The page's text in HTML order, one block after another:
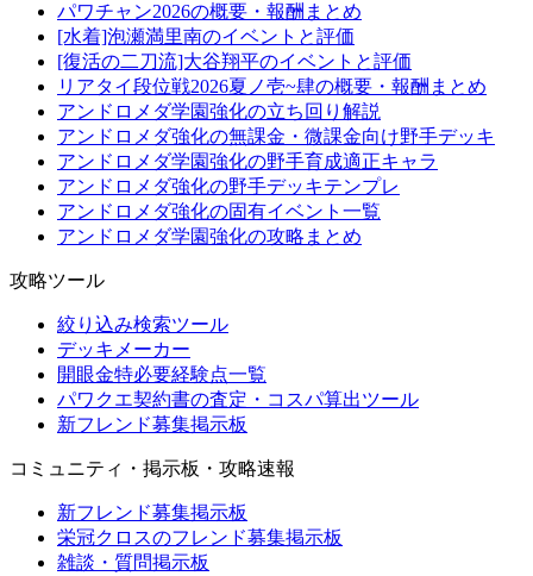
パワチャン2026の概要・報酬まとめ
[水着]泡瀬満里南のイベントと評価
[復活の二刀流]大谷翔平のイベントと評価
リアタイ段位戦2026夏ノ壱~肆の概要・報酬まとめ
アンドロメダ学園強化の立ち回り解説
アンドロメダ強化の無課金・微課金向け野手デッキ
アンドロメダ学園強化の野手育成適正キャラ
アンドロメダ強化の野手デッキテンプレ
アンドロメダ強化の固有イベント一覧
アンドロメダ学園強化の攻略まとめ
攻略ツール
絞り込み検索ツール
デッキメーカー
開眼金特必要経験点一覧
パワクエ契約書の査定・コスパ算出ツール
新フレンド募集掲示板
コミュニティ・掲示板・攻略速報
新フレンド募集掲示板
栄冠クロスのフレンド募集掲示板
雑談・質問掲示板